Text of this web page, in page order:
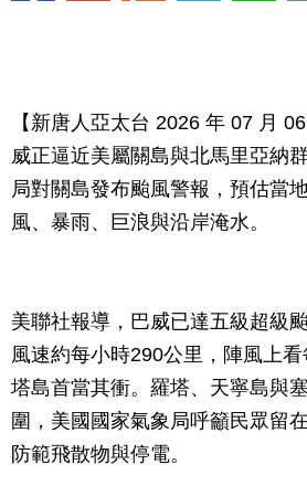
【新唐人亞太台 2026 年 07 月
威正逼近美屬關島與北馬里亞納
局對關島發布颱風警報，預估當
風、暴雨、巨浪與沿岸淹水。
美聯社報導，巴威已達五級超級
風速約每小時290公里，陣風上
塔島首當其衝。羅塔、天寧島與
圍，美國國家氣象局呼籲民眾留
防範飛散物與停電。